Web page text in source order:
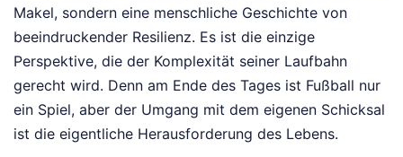
Makel, sondern eine menschliche Geschichte von
beeindruckender Resilienz. Es ist die einzige
Perspektive, die der Komplexität seiner Laufbahn
gerecht wird. Denn am Ende des Tages ist Fußball nur
ein Spiel, aber der Umgang mit dem eigenen Schicksal
ist die eigentliche Herausforderung des Lebens.